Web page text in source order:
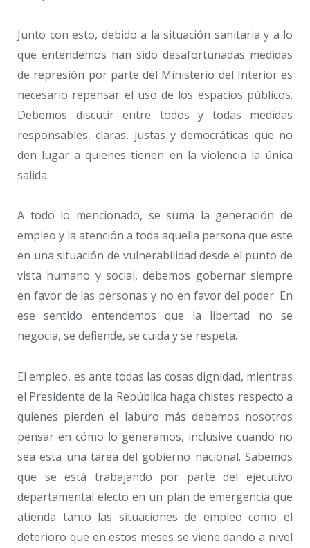
Junto con esto, debido a la situación sanitaria y a lo
que entendemos han sido desafortunadas medidas
de represión por parte del Ministerio del Interior es
necesario repensar el uso de los espacios públicos.
Debemos discutir entre todos y todas medidas
responsables, claras, justas y democráticas que no
den lugar a quienes tienen en la violencia la única
salida.
A todo lo mencionado, se suma la generación de
empleo y la atención a toda aquella persona que este
en una situación de vulnerabilidad desde el punto de
vista humano y social, debemos gobernar siempre
en favor de las personas y no en favor del poder. En
ese sentido entendemos que la libertad no se
negocia, se defiende, se cuida y se respeta.
El empleo, es ante todas las cosas dignidad, mientras
el Presidente de la República haga chistes respecto a
quienes pierden el laburo más debemos nosotros
pensar en cómo lo generamos, inclusive cuando no
sea esta una tarea del gobierno nacional. Sabemos
que se está trabajando por parte del ejecutivo
departamental electo en un plan de emergencia que
atienda tanto las situaciones de empleo como el
deterioro que en estos meses se viene dando a nivel